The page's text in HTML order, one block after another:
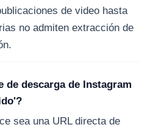
de video hasta
no admiten extracción de
de descarga de Instagram
sea una URL directa de